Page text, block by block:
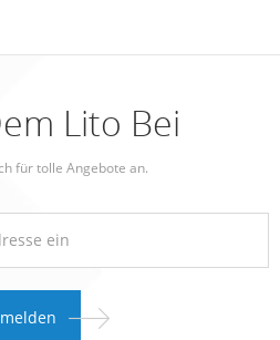
Lito Bei
für tolle Angebote an.